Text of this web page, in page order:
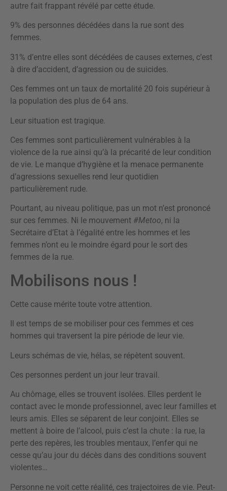
autre fait frappant révélé par cette étude.
9% des personnes décédées dans la rue sont des
femmes.
31% d’entre elles sont décédées de causes externes, c’est
à dire d’accident, d’agression ou de suicides.
Ces femmes ont un taux de mortalité 20 fois supérieur à
la population des plus de 64 ans.
Leur situation est tragique.
Ces femmes sont particulièrement vulnérables à la
violence de la rue ainsi qu’à la précarité de leur condition
de vie. Le manque d’hygiène et la menace permanente
d’agressions sexuelles rend leur quotidien
particulièrement rude.
Pourtant, au niveau politique, pas un mot n’est prononcé
sur ces femmes. Ni le mouvement #Metoo, ni la
Secrétaire d’Etat à l’égalité entre les hommes et les
femmes n’ont eu le moindre égard pour le sort des
femmes de la rue.
Mobilisons nous !
Cette cause mérite toute votre attention.
Il est temps de se mobiliser pour ces femmes et ces
hommes qui traversent la pire période de leur vie.
Leurs schémas de vie, hélas, se répètent souvent.
Ces personnes perdent un jour leur travail.
Au chômage, elles se trouvent isolées. Elles perdent le
contact avec le monde professionnel, avec leur familles et
leurs amis. Elles se séparent de leur conjoint. Elles se
mettent à boire de l’alcool, puis c’est la chute : la rue, la
perte des repères, les troubles mentaux, l’enfer qui ne
cesse qu’au jour du décès dans des conditions souvent
violentes…
Personne ne voit cette réalité, ces trajectoires de vie. Peut-